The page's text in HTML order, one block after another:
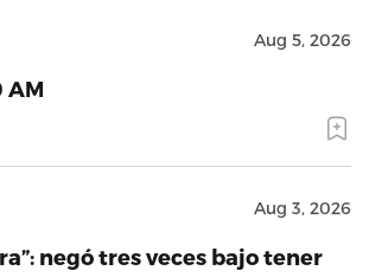
Aug 5, 2026
AM
Aug 3, 2026
negó tres veces bajo tener